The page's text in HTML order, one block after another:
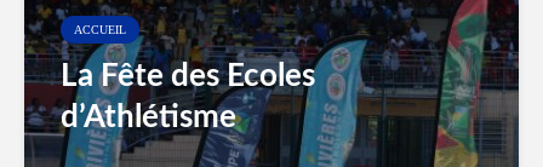
ACCUEIL
La Fête des Ecoles
d’Athlétisme